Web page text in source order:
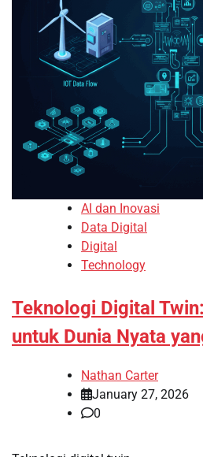
AI dan Inovasi
Data Digital
Digital
Technology
Teknologi Digital
untuk Dunia Nyata
Nathan Carter
January 27, 2026
0